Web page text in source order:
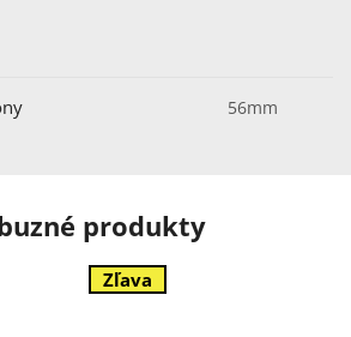
56mm
produkty
Zľava